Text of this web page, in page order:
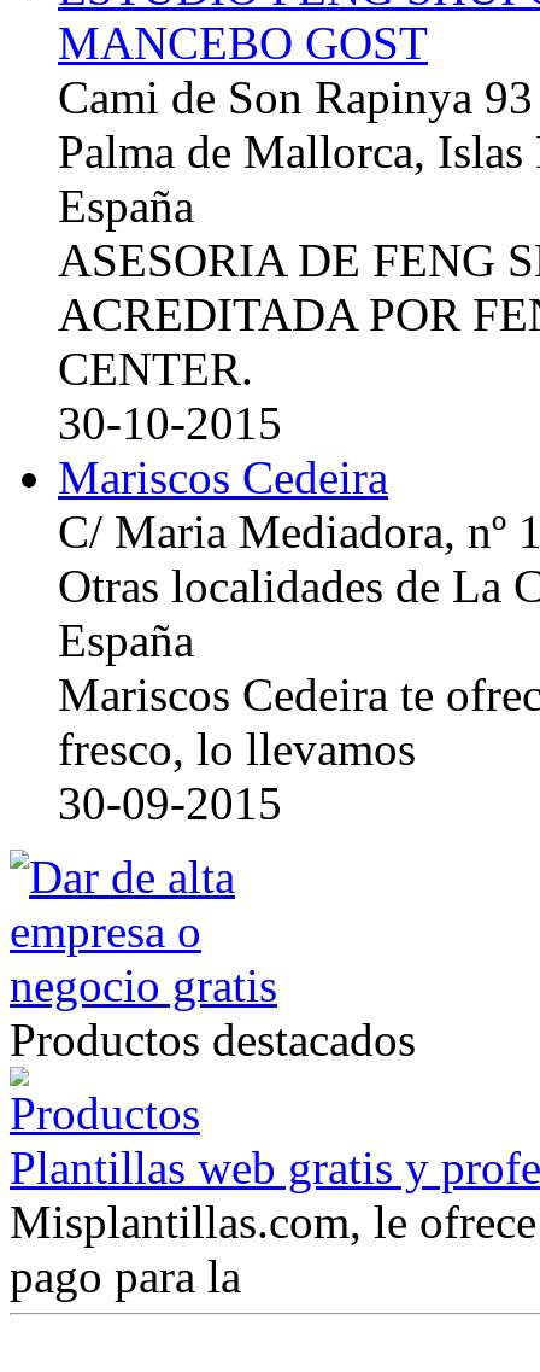
MANCEBO GOST
Cami de Son Rapinya 93
Palma de Mallorca, Islas
España
ASESORIA DE FENG
ACREDITADA POR
CENTER.
30-10-2015
Mariscos Cedeira
C/ Maria Mediadora, nº
Otras localidades de La
España
Mariscos Cedeira te
fresco, lo llevamos
30-09-2015
Productos destacados
Plantillas web gratis y
Misplantillas.com, le
pago para la